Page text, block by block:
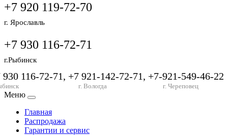
+7 920 119-72-70
г. Ярославль
+7 930 116-72-71
г.Рыбинск
116-72-71, +7 921-142-72-71, +7-921-549-46-22
г. Вологда г. Череповец
Меню
Главная
Распродажа
Гарантии и сервис